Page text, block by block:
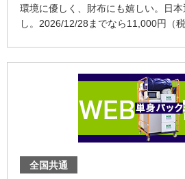
環境に優しく、財布にも嬉しい。日
し。2026/12/28までなら11,000円（
全国共通